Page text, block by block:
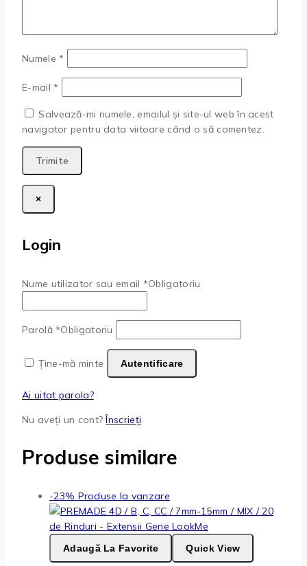
Numele*
E-mail*
Salvează-mi numele, emailul și site-ul web în acest
navigator pentru data viitoare când o să comentez.
×
Login
Nume utilizator sau email *Obligatoriu
Parolă*Obligatoriu
Ține-mă minte Autentificare
Ai uitat parola?
Nu aveți un cont?Înscrieți
Produse similare
-23% Produse la vanzare
Adaugă La Favorite Quick View